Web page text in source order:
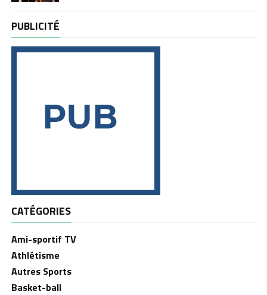
PUBLICITÉ
CATÉGORIES
Ami-sportif TV
Athlétisme
Autres Sports
Basket-ball